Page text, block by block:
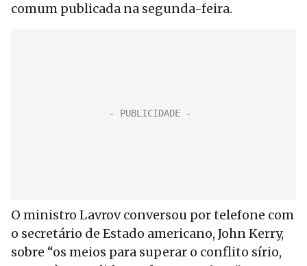
comum publicada na segunda-feira.
O ministro Lavrov conversou por telefone com
o secretário de Estado americano, John Kerry,
sobre “os meios para superar o conflito sírio,